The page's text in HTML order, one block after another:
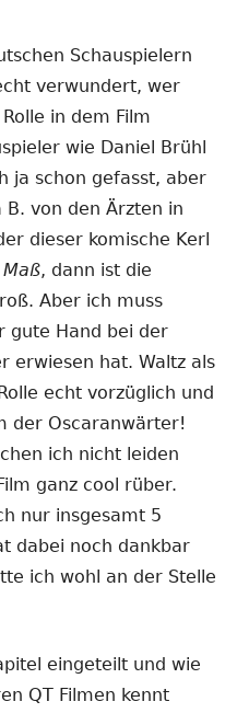
Schauspielern
verwundert, wer
in dem Film
wie Daniel Brühl
ja schon gefasst, aber
von den Ärzten in
dieser komische Kerl
, dann ist die
Aber ich muss
gute Hand bei der
erwiesen hat. Waltz als
echt vorzüglich und
der Oscaranwärter!
ich nicht leiden
ganz cool rüber.
nur insgesamt 5
dabei noch dankbar
ich wohl an der Stelle
eingeteilt und wie
QT Filmen kennt